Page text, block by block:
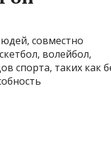
совместно
волейбол,
спорта, таких как